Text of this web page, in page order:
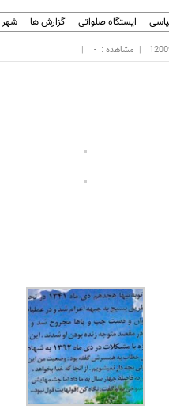
ایستگاه صلواتی گزارش ها شهر
مشاهده : -